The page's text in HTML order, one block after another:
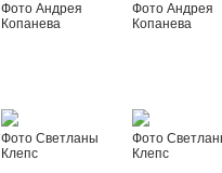
Фото Андрея
Копанева
Фото Андрея
Копанева
Фото Светланы
Клепс
Фото
Клепс